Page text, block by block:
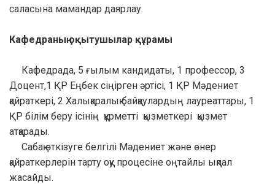
саласына мамандар даярлау.
Кафедраның оқытушылар құрамы
Кафедрада, 5 ғылым кандидаты, 1 профессор, 3
Доцент,1 ҚР Еңбек сіңірген әртісі, 1 ҚР Мәдениет
қайраткері, 2 Халықаралық байқаулардың лауреаттары, 1
ҚР білім беру ісінің құрметті қызметкері қызмет
атқарады.
Сабақ өткізуге белгілі Мәдениет және өнер
қайраткерлерін тарту оқу процесіне оңтайлы ықпал
жасайды.